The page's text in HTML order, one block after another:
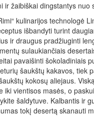
ir žaibiškai dingstantys nuo
kulinarijos technologė
išbandyti turint
ir draugus pradžiuginti
sulaukiančiais
pavaišinti šokoladiniais
šaukštų kakavos, tiek
kokosų aliejaus.
iki vientisos masės, o
šaldytuve. Kalbantis ir
tokį desertą skanauti